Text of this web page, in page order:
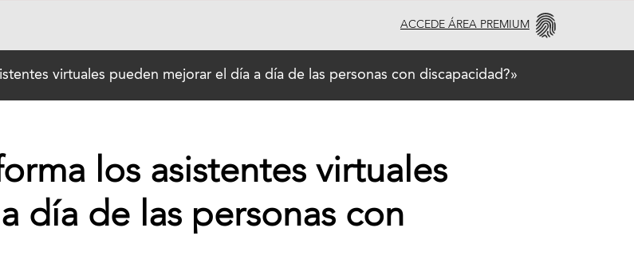
ACCEDE ÁREA PREMIUM
virtuales pueden mejorar el día a día de las personas con discapacidad?»
los asistentes virtuales
día de las personas con